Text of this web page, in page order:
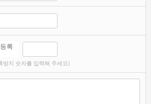
방지 숫자를 입력해 주세요)